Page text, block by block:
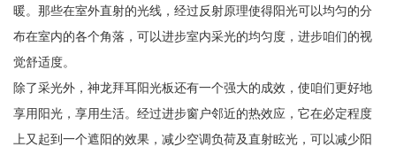
暖。那些在室外直射的光线，经过反射原理使得阳光可以均匀的分
布在室内的各个角落，可以进步室内采光的均匀度，进步咱们的视
觉舒适度。
除了采光外，神龙拜耳阳光板还有一个强大的成效，使咱们更好地
享用阳光，享用生活。经过进步窗户邻近的热效应，它在必定程度
上又起到一个遮阳的效果，减少空调负荷及直射眩光，可以减少阳